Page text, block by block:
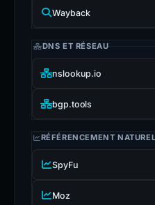
Wayback
DNS ET RÉSEAU
nslookup.io
bgp.tools
RÉFÉRENCEMENT
SpyFu
Moz